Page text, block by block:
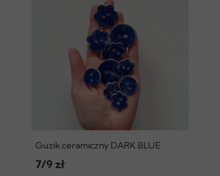
Guzik ceramiczny DARK BLUE
7/9 zł